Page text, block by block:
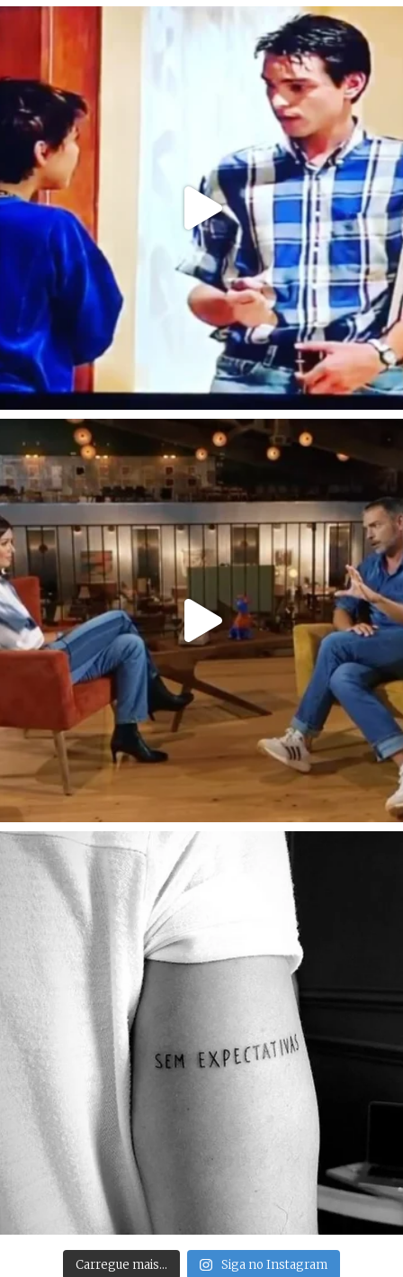
Carregue mais… Siga no Instagram